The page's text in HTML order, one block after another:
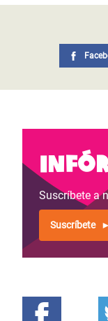
Suscríbete a
Suscríbete